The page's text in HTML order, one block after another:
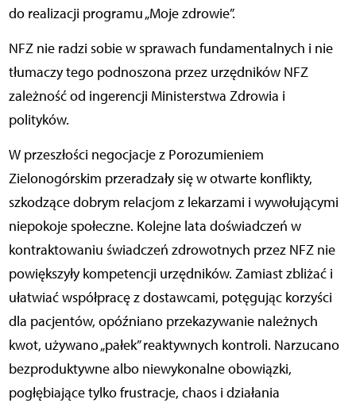
do realizacji programu „Moje zdrowie”.
NFZ nie radzi sobie w sprawach fundamentalnych i nie
tłumaczy tego podnoszona przez urzędników NFZ
zależność od ingerencji Ministerstwa Zdrowia i
polityków.
W przeszłości negocjacje z Porozumieniem
Zielonogórskim przeradzały się w otwarte konflikty,
szkodzące dobrym relacjom z lekarzami i wywołującymi
niepokoje społeczne. Kolejne lata doświadczeń w
kontraktowaniu świadczeń zdrowotnych przez NFZ nie
powiększyły kompetencji urzędników. Zamiast zbliżać i
ułatwiać współpracę z dostawcami, potęgując korzyści
dla pacjentów, opóźniano przekazywanie należnych
kwot, używano „pałek” reaktywnych kontroli. Narzucano
bezproduktywne albo niewykonalne obowiązki,
pogłębiające tylko frustracje, chaos i działania